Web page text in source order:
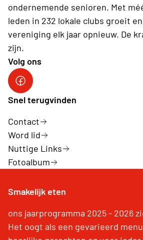
ondernemende senioren. Met
leden in 232 lokale clubs groeit
vereniging elk jaar opnieuw. De
zijn.
Volg ons
Neos Hasselt
Snel terugvinden
Contact
Word lid
Nuttige Links
Fotoalbum
Smakelijk eten
ons jaarprogramma 2025 - 2026
Het oogt als een gevarieerd